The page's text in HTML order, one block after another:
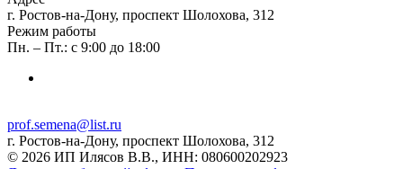
г. Ростов-на-Дону, проспект Шолохова, 312
Режим работы
Пн. – Пт.: с 9:00 до 18:00
prof.semena@list.ru
г. Ростов-на-Дону, проспект Шолохова, 312
© 2026 ИП Илясов В.В., ИНН: 080600202923